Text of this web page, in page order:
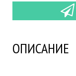
ОПИСАНИЕ